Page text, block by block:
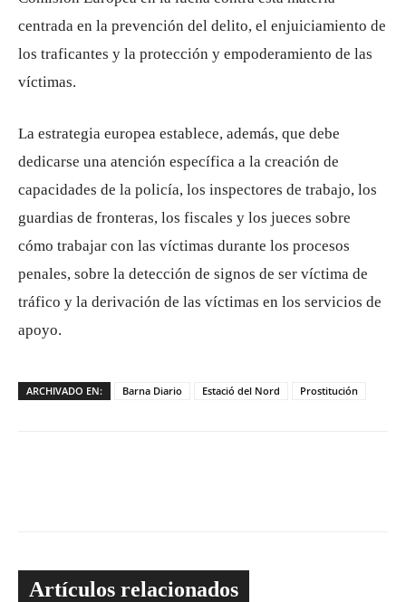
centrada en la prevención del delito, el enjuiciamiento de
los traficantes y la protección y empoderamiento de las
víctimas.
La estrategia europea establece, además, que debe
dedicarse una atención específica a la creación de
capacidades de la policía, los inspectores de trabajo, los
guardias de fronteras, los fiscales y los jueces sobre
cómo trabajar con las víctimas durante los procesos
penales, sobre la detección de signos de ser víctima de
tráfico y la derivación de las víctimas en los servicios de
apoyo.
ARCHIVADO EN: Barna Diario Estació del Nord Prostitución
Artículos relacionados